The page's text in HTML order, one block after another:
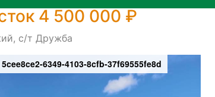
4 500 000 ₽
с/т Дружба
5cee8ce2-6349-4103-8cfb-37f69555fe8d